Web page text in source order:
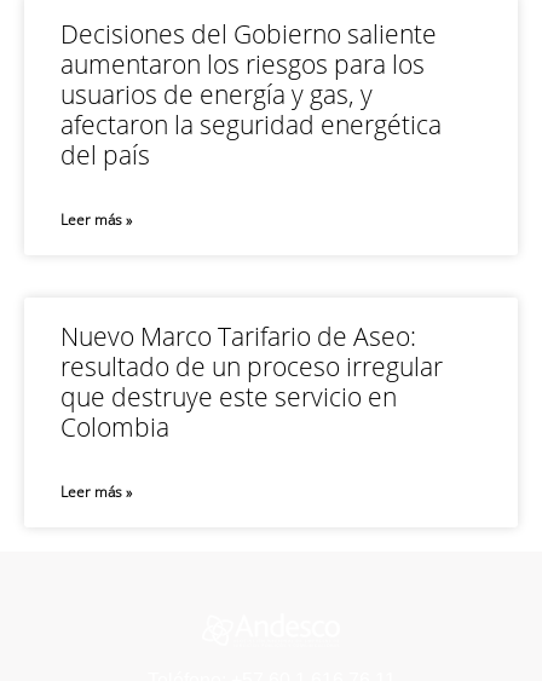
Decisiones del Gobierno saliente
aumentaron los riesgos para los
usuarios de energía y gas, y
afectaron la seguridad energética
del país
Leer más »
Nuevo Marco Tarifario de Aseo:
resultado de un proceso irregular
que destruye este servicio en
Colombia
Leer más »